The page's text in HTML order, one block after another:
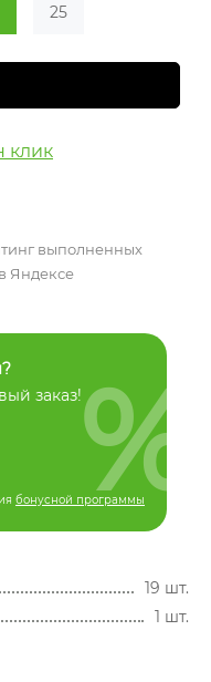
25
клик
выполненных
Яндексе
заказ!
бонусной программы
%
19 шт.
1 шт.